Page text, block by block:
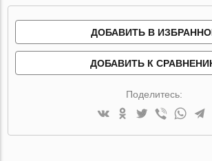
ДОБАВИТЬ В
ДОБАВИТЬ К
Поделитесь: